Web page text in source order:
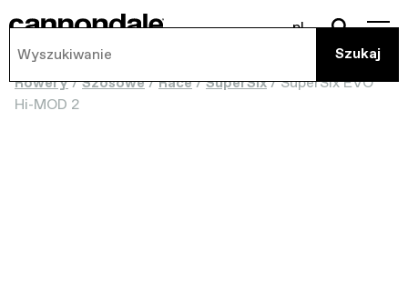
pl
Rowery/Szosowe/Race/SuperSix/SuperSix EVO
Hi-MOD 2